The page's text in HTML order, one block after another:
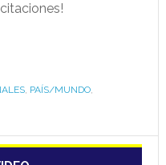
, PAÍS/MUNDO,